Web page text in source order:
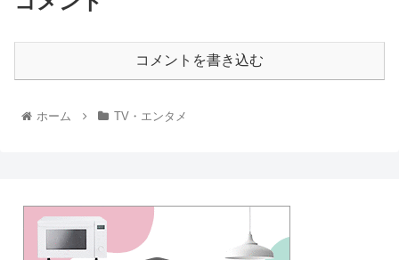
コメントを書き込む
ホーム TV・エンタメ